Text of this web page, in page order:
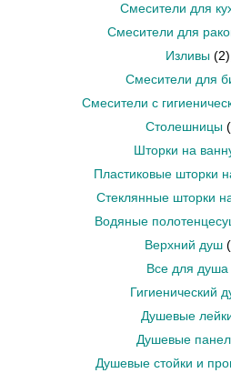
Смесители для
Смесители для
Изливы (2)
Смесители для
Смесители с
Столешницы
Шторки на
Пластиковые шторки
Стеклянные шторки
Водяные
Верхний душ
Все для душа
Гигиенический
Душевые
Душевые
Душевые стойки и